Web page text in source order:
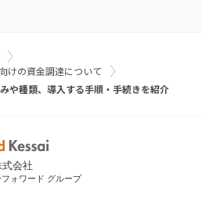
けの資金調達について
や種類、導入する手順・手続きを紹介
会社
ォワード グループ